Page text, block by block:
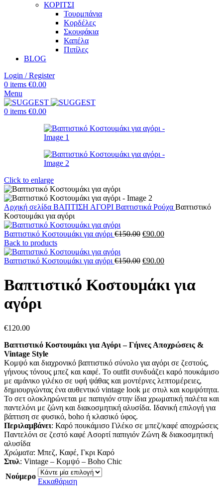
ΚΟΡΙΤΣΙ
Τουρμπάνια
Κορδέλες
Σκουφάκια
Καπέλα
Πιπίλες
BLOG
Login / Register
0 items €0.00
Menu
0 items €0.00
Click to enlarge
Αρχική σελίδα ΒΑΠΤΙΣΗ ΑΓΟΡΙ Βαπτιστικά Ρούχα Βαπτιστικό
Κοστουμάκι για αγόρι
Βαπτιστικό Κοστουμάκι για αγόρι €150.00 Original
€150.00.
€90.00Η
είναι:
Back to products
Βαπτιστικό Κοστουμάκι για αγόρι €150.00 Original
was:
€150.00.
€90.00Η
είναι:
€90.00.
Βαπτιστικό Κοστουμάκι για
αγόρι
€120.00
Βαπτιστικό Κοστουμάκι για Αγόρι – Γήινες Αποχρώσεις &
Vintage Style
Κομψό και διαχρονικό βαπτιστικό σύνολο για αγόρι σε ζεστούς,
γήινους τόνους μπεζ και καφέ. Το outfit συνδυάζει καρό πουκάμισο
με αμάνικο γιλέκο σε υφή ψάθας και μοντέρνες λεπτομέρειες,
δημιουργώντας ένα αυθεντικό vintage look με στυλ και κομψότητα.
Το σετ ολοκληρώνεται με παπιγιόν στην ίδια χρωματική παλέτα και
παντελόνι με ζώνη και διακοσμητική αλυσίδα. Ιδανική επιλογή για
βάπτιση σε φυσικό, boho ή κλασικό ύφος.
Περιλαμβάνει: Καρό πουκάμισο Γιλέκο σε μπεζ/καφέ αποχρώσεις
Παντελόνι σε ζεστό καφέ Ασορτί παπιγιόν Ζώνη & διακοσμητική
αλυσίδα
Χρώματα: Μπεζ, Καφέ, Γκρι Καρό
Στυλ: Vintage – Κομψό – Boho Chic
Νούμερο
Εκκαθάριση